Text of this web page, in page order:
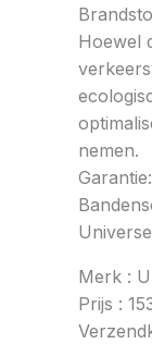
Hoewel
nemen.
Merk :
Prijs :